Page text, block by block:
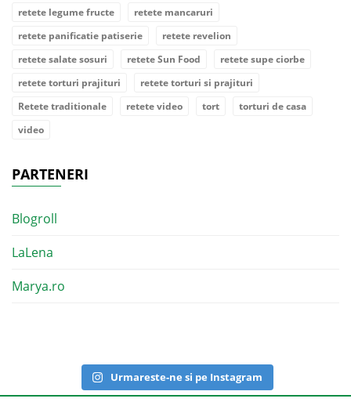
retete legume fructe
retete mancaruri
retete panificatie patiserie
retete revelion
retete salate sosuri
retete Sun Food
retete supe ciorbe
retete torturi prajituri
retete torturi si prajituri
Retete traditionale
retete video tort
torturi de casa
video
PARTENERI
Blogroll
LaLena
Marya.ro
Urmareste-ne si pe Instagram